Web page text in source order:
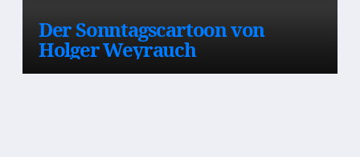
Der Sonntagscartoon von
Holger Weyrauch